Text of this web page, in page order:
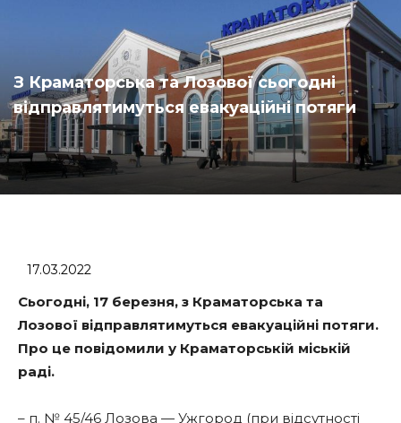
З Краматорська та Лозової сьогодні
відправлятимуться евакуаційні потяги
17.03.2022
Сьогодні, 17 березня, з Краматорська та
Лозової відправлятимуться евакуаційні потяги.
Про це повідомили у Краматорській міській
раді.
– п. № 45/46 Лозова — Ужгород (при відсутності